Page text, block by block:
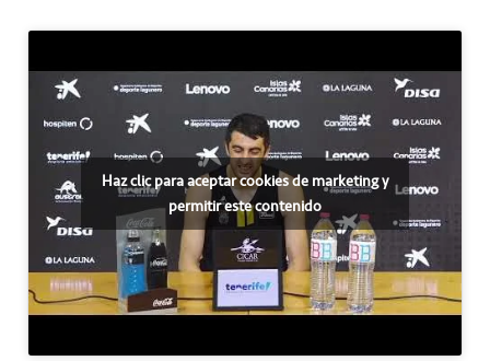
Haz clic para aceptar cookies de marketing y
permitir este contenido